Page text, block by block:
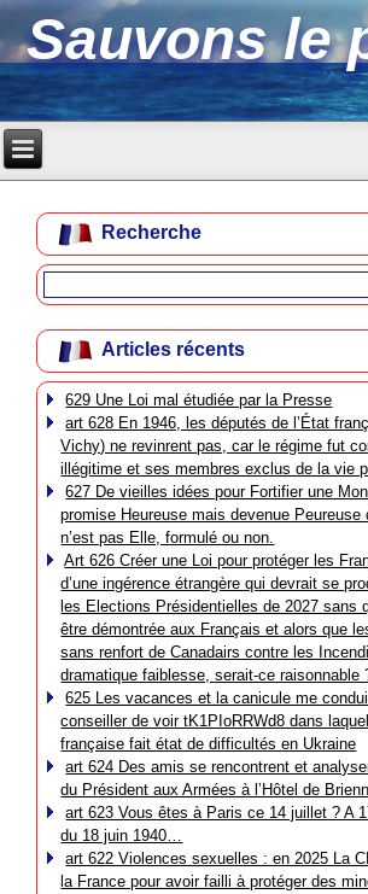
Sauvons le
Recherche
Articles récents
629 Une Loi mal étudiée par la Presse
art 628 En 1946, les députés de l’État
Vichy) ne revinrent pas, car le régime fut
illégitime et ses membres exclus de la vie
627 De vieilles idées pour Fortifier une
promise Heureuse mais devenue Peureuse
n’est pas Elle, formulé ou non.
Art 626 Créer une Loi pour protéger les
d’une ingérence étrangère qui devrait se
les Elections Présidentielles de 2027 sans
être démontrée aux Français et alors que
sans renfort de Canadairs contre les
dramatique faiblesse, serait-ce raisonnable
625 Les vacances et la canicule me
conseiller de voir tK1PIoRRWd8 dans
française fait état de difficultés en Ukraine
art 624 Des amis se rencontrent et
du Président aux Armées à l’Hôtel de
art 623 Vous êtes à Paris ce 14 juillet ? A
du 18 juin 1940…
art 622 Violences sexuelles : en 2025 La
la France pour avoir failli à protéger des